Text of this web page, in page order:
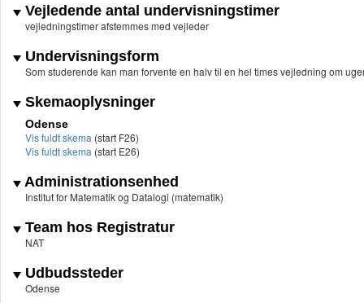
Vejledende antal undervisningstimer
vejledningstimer afstemmes med vejleder
Undervisningsform
Som studerende kan man forvente en halv til en hel times vejledning om
Skemaoplysninger
Odense
Vis fuldt skema (start F26)
Vis fuldt skema (start E26)
Administrationsenhed
Institut for Matematik og Datalogi (matematik)
Team hos Registratur
NAT
Udbudssteder
Odense